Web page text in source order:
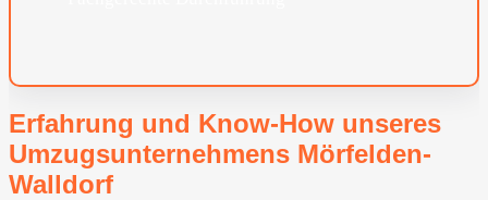
Erfahrung und Know-How unseres
Umzugsunternehmens Mörfelden-
Walldorf⁠